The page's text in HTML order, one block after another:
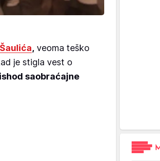
, veoma teško
je stigla vest o
ishod saobraćajne